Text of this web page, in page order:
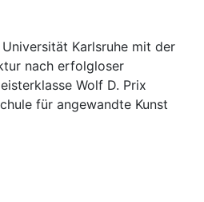
Karlsruhe mit der
nach erfolgloser
Wolf D. Prix
für angewandte Kunst